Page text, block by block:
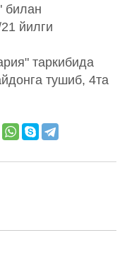
билан
йилги
таркибида
тушиб, 4та